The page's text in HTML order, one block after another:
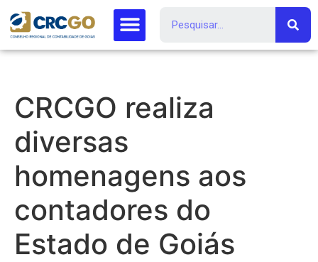
CRCGO realiza
diversas
homenagens aos
contadores do
Estado de Goiás